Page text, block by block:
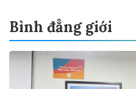
Bình đẳng giới